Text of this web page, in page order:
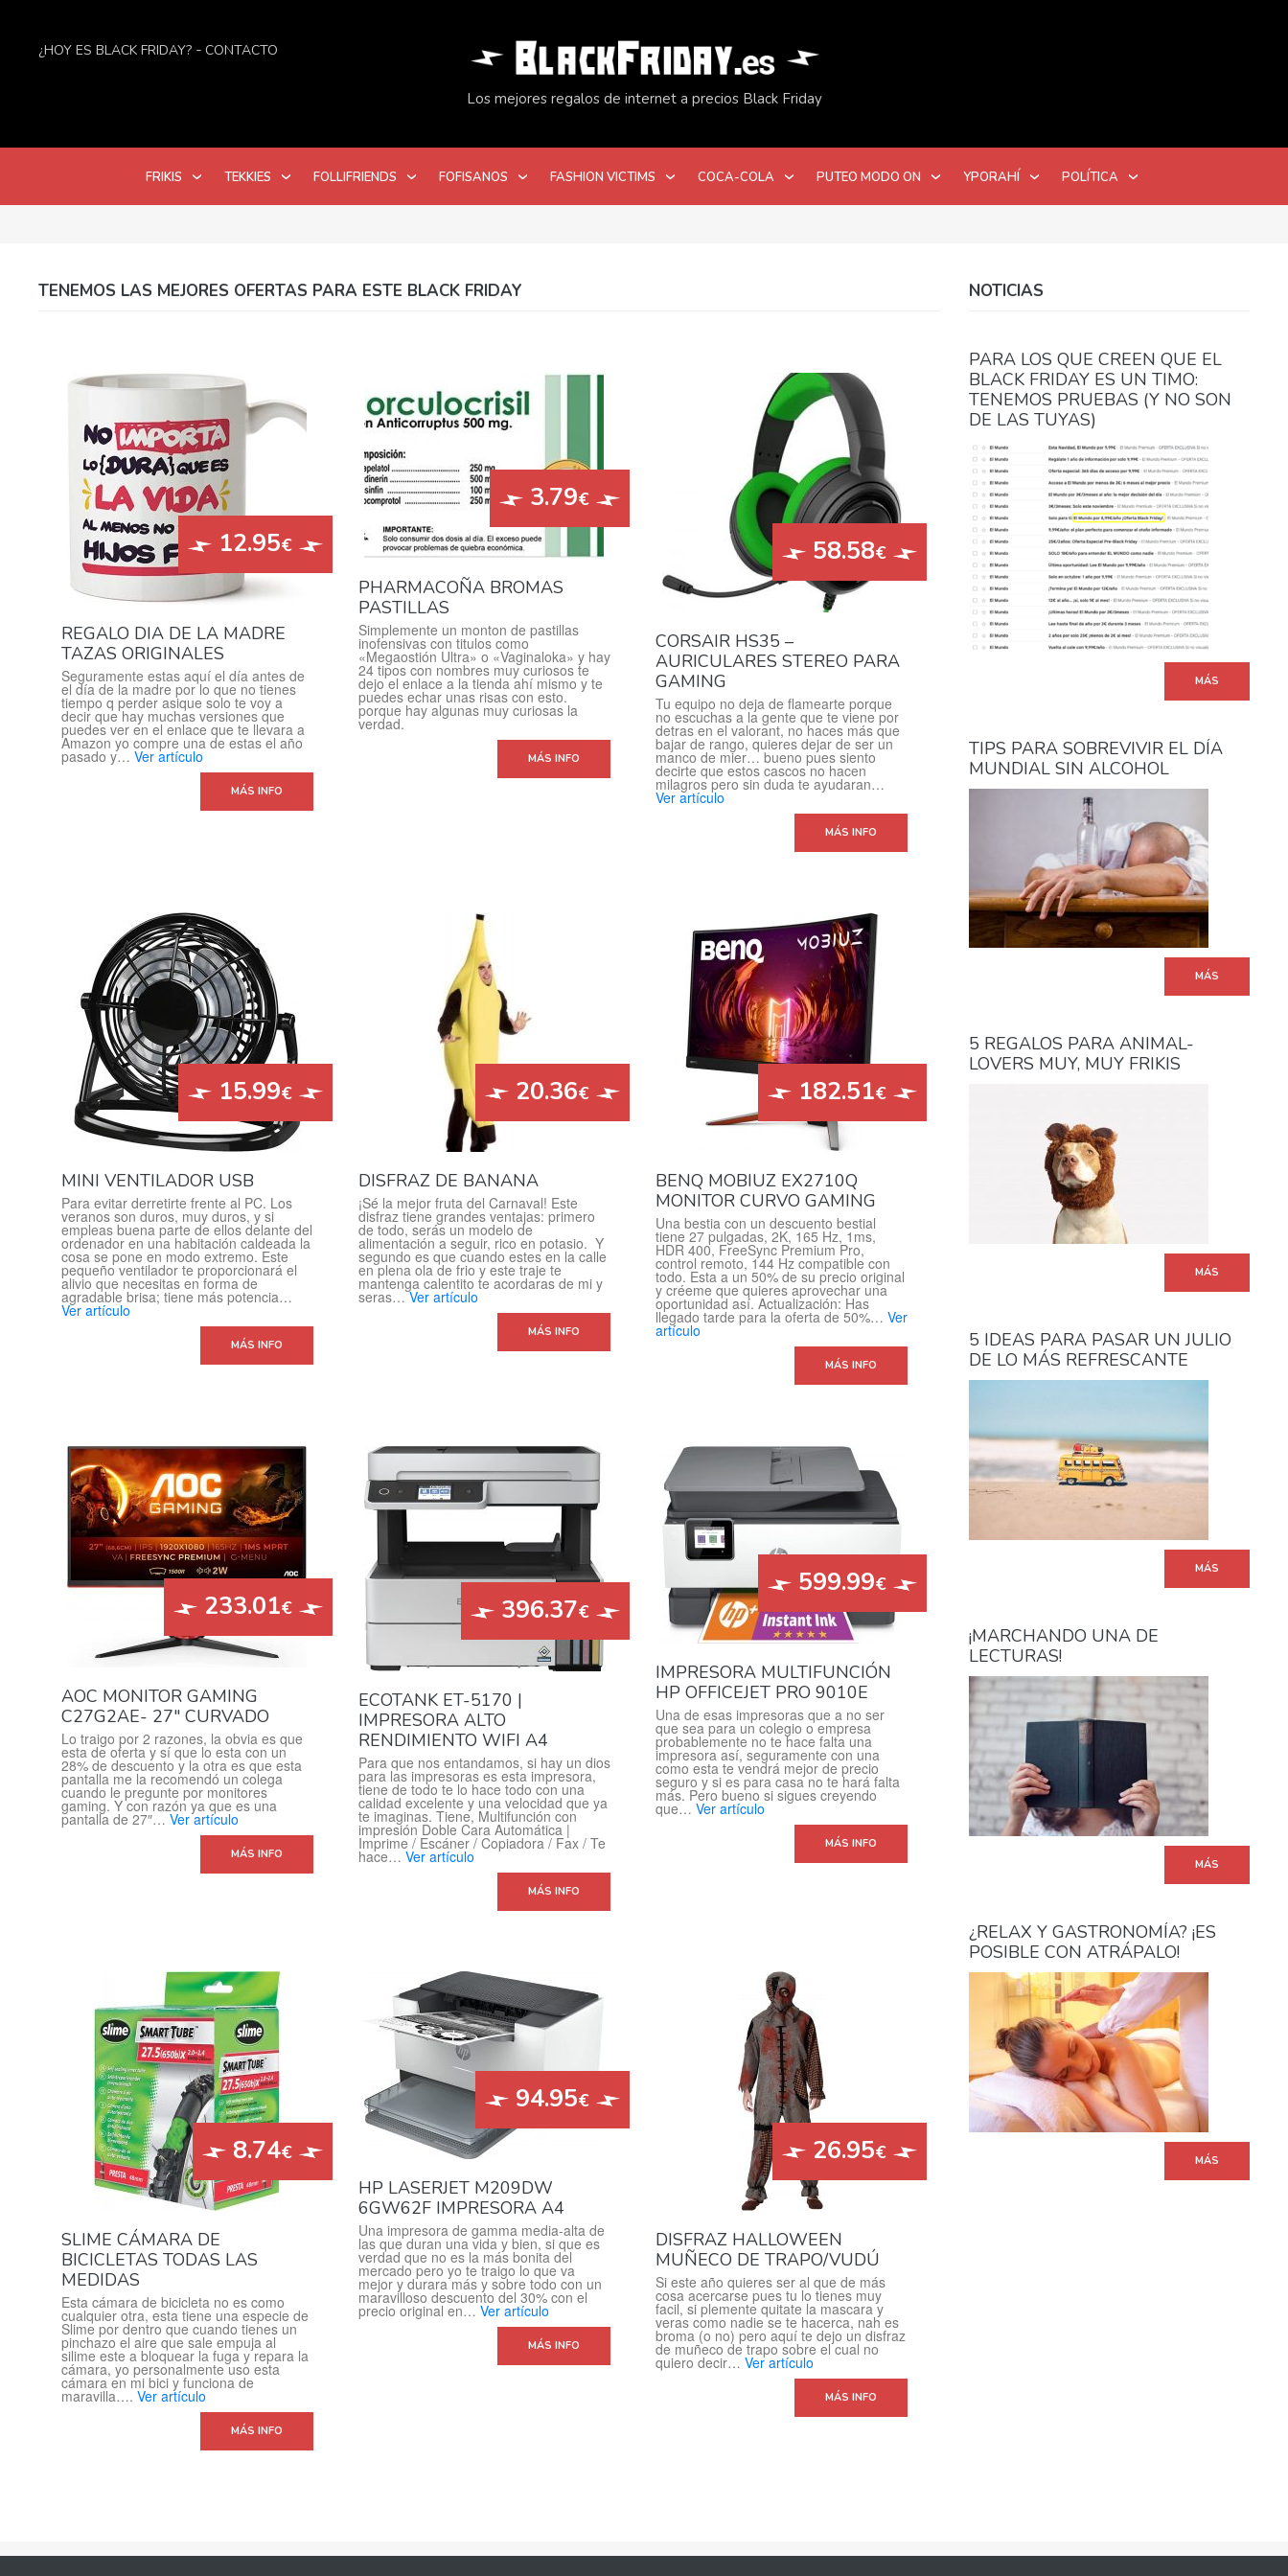
¿HOY ES BLACK FRIDAY? CONTACTO
Los mejores regalos de internet a precios Black Friday
FRIKIS TEKKIES FOLLIFRIENDS FOFISANOS FASHION VICTIMS COCA-COLA PUTEO MODO ON YPORAHÍ POLÍTICA
TENEMOS LAS MEJORES OFERTAS PARA ESTE BLACK FRIDAY
12.95€
REGALO DIA DE LA MADRE
TAZAS ORIGINALES
Seguramente estas aquí el día antes de
el día de la madre por lo que no tienes
tiempo q perder asique solo te voy a
decir que hay muchas versiones que
puedes ver en el enlace que te llevara a
Amazon yo compre una de estas el año
pasado y… Ver artículo
MÁS INFO
3.79€
PHARMACOÑA BROMAS
PASTILLAS
Simplemente un monton de pastillas
inofensivas con titulos como
«Megaostión Ultra» o «Vaginaloka» y hay
24 tipos con nombres muy curiosos te
dejo el enlace a la tienda ahí mismo y te
puedes echar unas risas con esto.
porque hay algunas muy curiosas la
verdad.
MÁS INFO
58.58€
CORSAIR HS35 –
AURICULARES STEREO PARA
GAMING
Tu equipo no deja de flamearte porque
no escuchas a la gente que te viene por
detras en el valorant, no haces más que
bajar de rango, quieres dejar de ser un
manco de mier… bueno pues siento
decirte que estos cascos no hacen
milagros pero sin duda te ayudaran…
Ver artículo
MÁS INFO
15.99€
MINI VENTILADOR USB
Para evitar derretirte frente al PC. Los
veranos son duros, muy duros, y si
empleas buena parte de ellos delante del
ordenador en una habitación caldeada la
cosa se pone en modo extremo. Este
pequeño ventilador te proporcionará el
alivio que necesitas en forma de
agradable brisa; tiene más potencia…
Ver artículo
MÁS INFO
20.36€
DISFRAZ DE BANANA
¡Sé la mejor fruta del Carnaval! Este
disfraz tiene grandes ventajas: primero
de todo, serás un modelo de
alimentación a seguir, rico en potasio. Y
segundo es que cuando estes en la calle
en plena ola de frio y este traje te
mantenga calentito te acordaras de mi y
seras…Ver artículo
MÁS INFO
182.51€
BENQ MOBIUZ EX2710Q
MONITOR CURVO GAMING
Una bestia con un descuento bestial
tiene 27 pulgadas, 2K, 165 Hz, 1ms,
HDR 400, FreeSync Premium Pro,
control remoto, 144 Hz compatible con
todo. Esta a un 50% de su precio original
y créeme que quieres aprovechar una
oportunidad así. Actualización: Has
llegado tarde para la oferta de 50%…Ver
artículo
MÁS INFO
233.01€
AOC MONITOR GAMING
C27G2AE- 27″ CURVADO
Lo traigo por 2 razones, la obvia es que
esta de oferta y sí que lo esta con un
28% de descuento y la otra es que esta
pantalla me la recomendó un colega
cuando le pregunte por monitores
gaming. Y con razón ya que es una
pantalla de 27″… Ver artículo
MÁS INFO
396.37€
ECOTANK ET-5170 |
IMPRESORA ALTO
RENDIMIENTO WIFI A4
Para que nos entandamos, si hay un dios
para las impresoras es esta impresora,
tiene de todo te lo hace todo con una
calidad excelente y una velocidad que ya
te imaginas. Tiene, Multifunción con
impresión Doble Cara Automática |
Imprime / Escáner / Copiadora / Fax / Te
hace… Ver artículo
MÁS INFO
599.99€
IMPRESORA MULTIFUNCIÓN
HP OFFICEJET PRO 9010E
Una de esas impresoras que a no ser
que sea para un colegio o empresa
probablemente no te hace falta una
impresora así, seguramente con una
como esta te vendrá mejor de precio
seguro y si es para casa no te hará falta
más. Pero bueno si sigues creyendo
que…Ver artículo
MÁS INFO
8.74€
SLIME CÁMARA DE
BICICLETAS TODAS LAS
MEDIDAS
Esta cámara de bicicleta no es como
cualquier otra, esta tiene una especie de
Slime por dentro que cuando tienes un
pinchazo el aire que sale empuja al
silime este a bloquear la fuga y repara la
cámara, yo personalmente uso esta
cámara en mi bici y funciona de
maravilla…. Ver artículo
MÁS INFO
94.95€
HP LASERJET M209DW
6GW62F IMPRESORA A4
Una impresora de gamma media-alta de
las que duran una vida y bien, si que es
verdad que no es la más bonita del
mercado pero yo te traigo lo que va
mejor y durara más y sobre todo con un
maravilloso descuento del 30% con el
precio original en… Ver artículo
MÁS INFO
26.95€
DISFRAZ HALLOWEEN
MUÑECO DE TRAPO/VUDÚ
Si este año quieres ser al que de más
cosa acercarse pues tu lo tienes muy
facil, si plemente quitate la mascara y
veras como nadie se te hacerca, nah es
broma (o no) pero aquí te dejo un disfraz
de muñeco de trapo sobre el cual no
quiero decir…Ver artículo
MÁS INFO
NOTICIAS
PARA LOS QUE CREEN QUE EL
BLACK FRIDAY ES UN TIMO:
TENEMOS PRUEBAS (Y NO SON
DE LAS TUYAS)
MÁS
TIPS PARA SOBREVIVIR EL DÍA
MUNDIAL SIN ALCOHOL
MÁS
5 REGALOS PARA ANIMAL-
LOVERS MUY, MUY FRIKIS
MÁS
5 IDEAS PARA PASAR UN JULIO
DE LO MÁS REFRESCANTE
MÁS
¡MARCHANDO UNA DE
LECTURAS!
MÁS
¿RELAX Y GASTRONOMÍA? ¡ES
POSIBLE CON ATRÁPALO!
MÁS